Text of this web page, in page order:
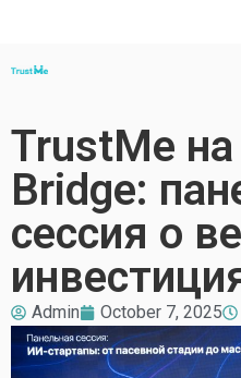
TrustMe на
Bridge:
сессия о
Admin October 7, 2025